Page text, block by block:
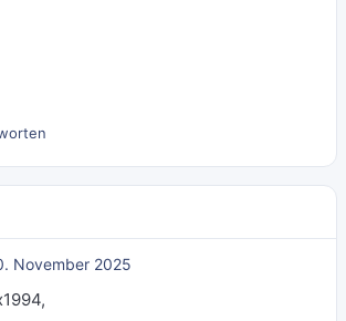
November 2025